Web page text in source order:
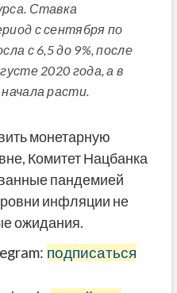
Ставка
с сентября по
с 6,5 до 9%, после
2020 года, а в
расти.
монетарную
Комитет Нацбанка
пандемией
инфляции не
ожидания.
подписаться